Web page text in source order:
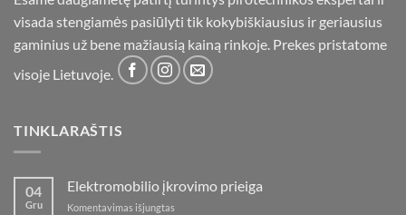
visada stengiamės pasiūlyti tik kokybiškiausius ir geriausius
gaminius už bene mažiausią kainą rinkoje. Prekes pristatome
visoje Lietuvoje.
TINKLARAŠTIS
04
Gru
Elektromobilio įkrovimo prieiga
Komentavimas išjungtas